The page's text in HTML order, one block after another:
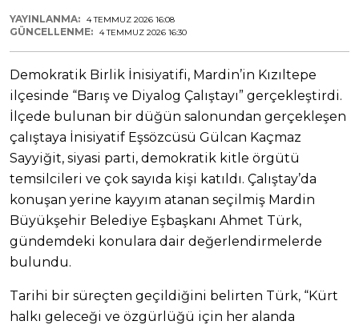
YAYINLANMA: 4 TEMMUZ 2026 16:08
GÜNCELLENME: 4 TEMMUZ 2026 16:30
Demokratik Birlik İnisiyatifi, Mardin’in Kızıltepe
ilçesinde “Barış ve Diyalog Çalıştayı” gerçekleştirdi.
İlçede bulunan bir düğün salonundan gerçekleşen
çalıştaya İnisiyatif Eşsözcüsü Gülcan Kaçmaz
Sayyiğit, siyasi parti, demokratik kitle örgütü
temsilcileri ve çok sayıda kişi katıldı. Çalıştay’da
konuşan yerine kayyım atanan seçilmiş Mardin
Büyükşehir Belediye Eşbaşkanı Ahmet Türk,
gündemdeki konulara dair değerlendirmelerde
bulundu.
Tarihi bir süreçten geçildiğini belirten Türk, “Kürt
halkı geleceği ve özgürlüğü için her alanda